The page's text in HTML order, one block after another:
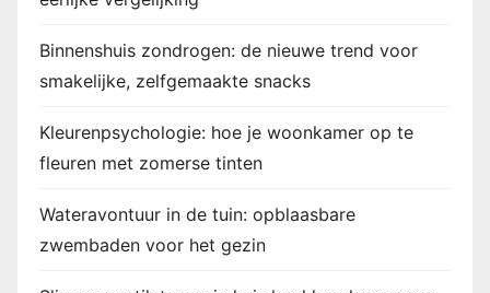
n
e
r
i
n
g
Binnenshuis zondrogen: de nieuwe trend voor
smakelijke, zelfgemaakte snacks
Kleurenpsychologie: hoe je woonkamer op te
fleuren met zomerse tinten
Wateravontuur in de tuin: opblaasbare
zwembaden voor het gezin